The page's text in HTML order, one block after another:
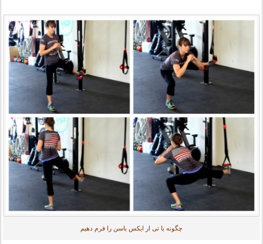
چگونه با تی ار ایکس باسن را فرم دهیم